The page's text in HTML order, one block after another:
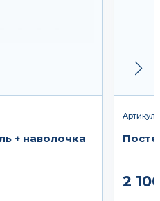
+ наволочка
Артикул:
2